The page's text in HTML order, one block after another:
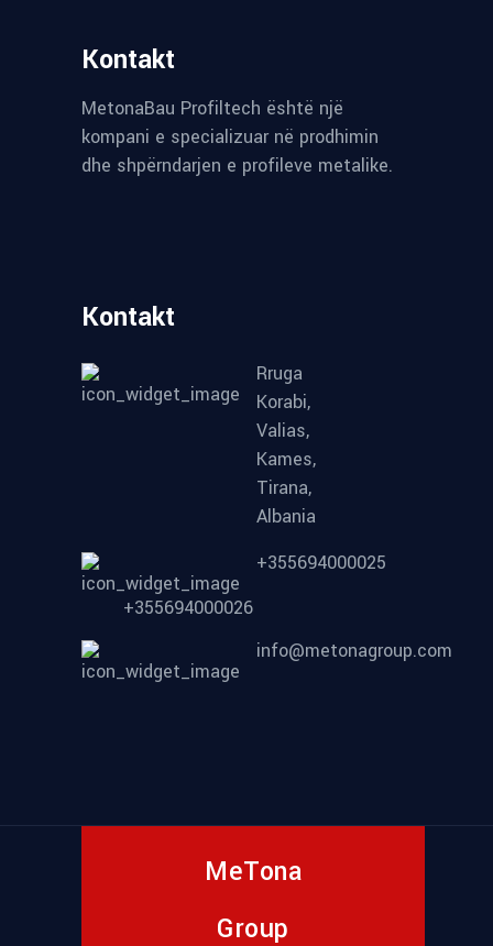
Kontakt
MetonaBau Profiltech është një
kompani e specializuar në prodhimin
dhe shpërndarjen e profileve metalike.
Kontakt
Rruga
Korabi,
Valias,
Kames,
Tirana,
Albania
+355694000025
+355694000026
info@metonagroup.com
MeTona
Group